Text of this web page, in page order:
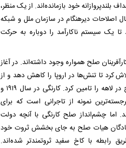
بلندپروازانه خود بازمانده‌اند. از یک منظر،
اصلاحات دیرهنگام در سازمان ملل و شبکه
یک سیستم ناکارآمد را دوباره به حرکت
صلح همواره وجود داشته‌اند. در آغاز
کرد تا تنش‌ها در اروپا را کاهش دهد و از
جنگ جلوگیری کند. او هزینه ساخت کاخ صلح در لاهه را تامین کرد. کارنگی در سال ۱۹۱۹ و
نمونه از تاجرانی است که برای
اما چشم‌انداز صلح کارنگی با آنچه دولت
هیات صلح به جای بخشش ثروت خود
رابطه با کاخ سفید ثروتمندتر شده‌اند.